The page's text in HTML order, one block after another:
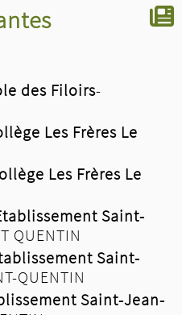
des Filoirs-
Les Frères Le
Les Frères Le
Saint-
QUENTIN
Saint-
QUENTIN
Saint-Jean-